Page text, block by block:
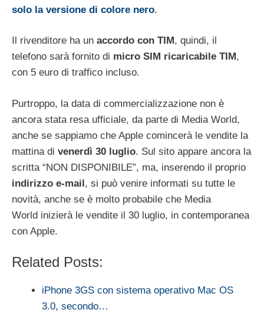
solo la versione di colore nero.
Il rivenditore ha un accordo con TIM, quindi, il
telefono sarà fornito di micro SIM ricaricabile TIM,
con 5 euro di traffico incluso.
Purtroppo, la data di commercializzazione non è
ancora stata resa ufficiale, da parte di Media World,
anche se sappiamo che Apple comincerà le vendite la
mattina di venerdì 30 luglio. Sul sito appare ancora la
scritta “NON DISPONIBILE”, ma, inserendo il proprio
indirizzo e-mail, si può venire informati su tutte le
novità, anche se è molto probabile che Media
World inizierà le vendite il 30 luglio, in contemporanea
con Apple.
Related Posts:
iPhone 3GS con sistema operativo Mac OS
3.0, secondo…